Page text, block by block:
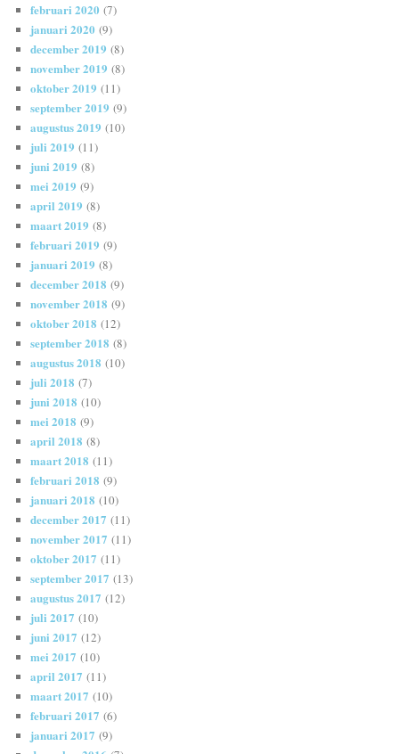
februari 2020 (7)
januari 2020 (9)
december 2019 (8)
november 2019 (8)
oktober 2019 (11)
september 2019 (9)
augustus 2019 (10)
juli 2019 (11)
juni 2019 (8)
mei 2019 (9)
april 2019 (8)
maart 2019 (8)
februari 2019 (9)
januari 2019 (8)
december 2018 (9)
november 2018 (9)
oktober 2018 (12)
september 2018 (8)
augustus 2018 (10)
juli 2018 (7)
juni 2018 (10)
mei 2018 (9)
april 2018 (8)
maart 2018 (11)
februari 2018 (9)
januari 2018 (10)
december 2017 (11)
november 2017 (11)
oktober 2017 (11)
september 2017 (13)
augustus 2017 (12)
juli 2017 (10)
juni 2017 (12)
mei 2017 (10)
april 2017 (11)
maart 2017 (10)
februari 2017 (6)
januari 2017 (9)